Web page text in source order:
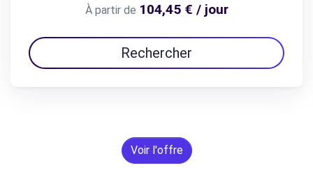
À partir de 104,45 € / jour
Rechercher
Voir l'offre